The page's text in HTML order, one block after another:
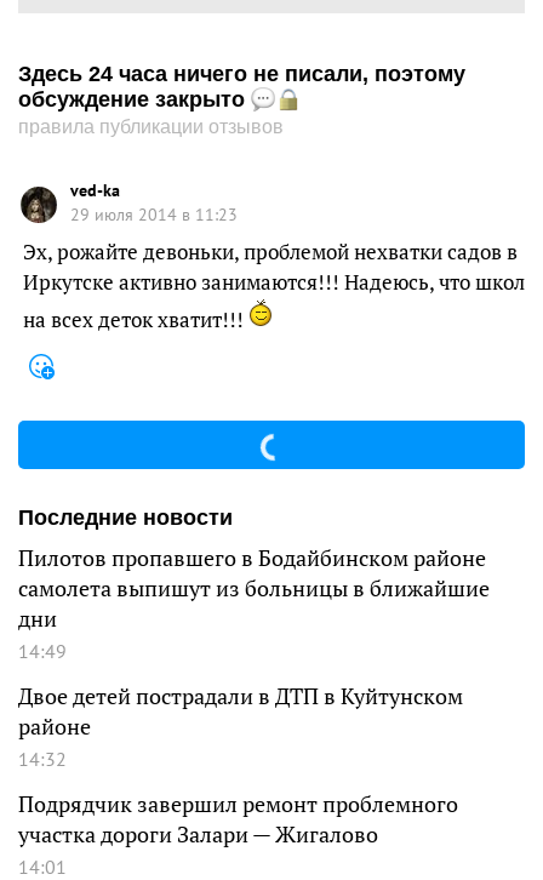
Здесь 24 часа ничего не писали, поэтому
обсуждение закрыто
правила публикации отзывов
ved-ka
29 июля 2014 в 11:23
Эх, рожайте девоньки, проблемой нехватки садов в
Иркутске активно занимаются!!! Надеюсь, что школ
на всех деток хватит!!!
Последние новости
Пилотов пропавшего в Бодайбинском районе
самолета выпишут из больницы в ближайшие
дни
14:49
Двое детей пострадали в ДТП в Куйтунском
районе
14:32
Подрядчик завершил ремонт проблемного
участка дороги Залари — Жигалово
14:01